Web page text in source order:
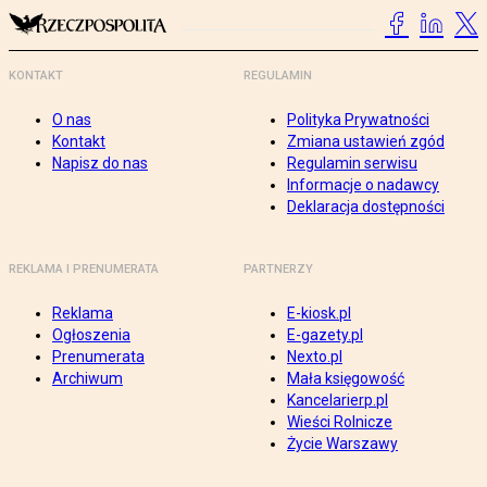
KONTAKT
O nas
Kontakt
Napisz do nas
REGULAMIN
Polityka Prywatności
Zmiana ustawień zgód
Regulamin serwisu
Informacje o nadawcy
Deklaracja dostępności
REKLAMA I PRENUMERATA
Reklama
Ogłoszenia
Prenumerata
Archiwum
PARTNERZY
E-kiosk.pl
E-gazety.pl
Nexto.pl
Mała księgowość
Kancelarierp.pl
Wieści Rolnicze
Życie Warszawy